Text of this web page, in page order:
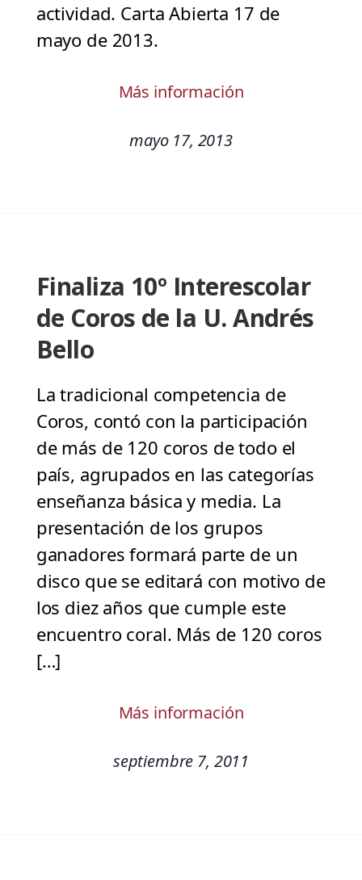
actividad. Carta Abierta 17 de
mayo de 2013.
Más información
mayo 17, 2013
Finaliza 10º Interescolar
de Coros de la U. Andrés
Bello
La tradicional competencia de
Coros, contó con la participación
de más de 120 coros de todo el
país, agrupados en las categorías
enseñanza básica y media. La
presentación de los grupos
ganadores formará parte de un
disco que se editará con motivo de
los diez años que cumple este
encuentro coral. Más de 120 coros
[…]
Más información
septiembre 7, 2011